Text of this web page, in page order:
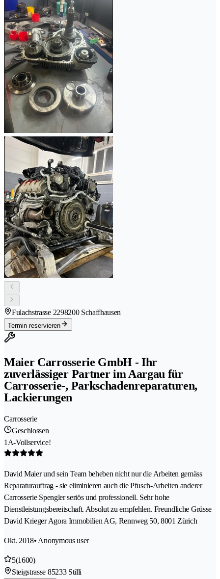
Fulachstrasse 2298200 Schaffhausen
Termin reservieren
Maier Carrosserie GmbH - Ihr
zuverlässiger Partner im Aargau für
Carrosserie-, Parkschadenreparaturen,
Lackierungen
Carrosserie
Geschlossen
1A-Vollservice!
David Maier und sein Team beheben nicht nur die Arbeiten gemäss
Reparaturauftrag - sie eliminieren auch die Pfusch-Arbeiten anderer
Carrosserie Spengler seriös und professionell. Sehr hohe
Dienstleistungsbereitschaft. Absolut zu empfehlen. Freundliche Grüsse
David Krieger Agora Immobilien AG, Rennweg 50, 8001 Zürich
Okt. 2018• Anonymous user
5(1600)
Steigstrasse 85233 Stilli